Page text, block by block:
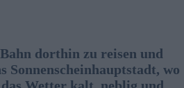
dorthin zu reisen und
Sonnenscheinhauptstadt, wo